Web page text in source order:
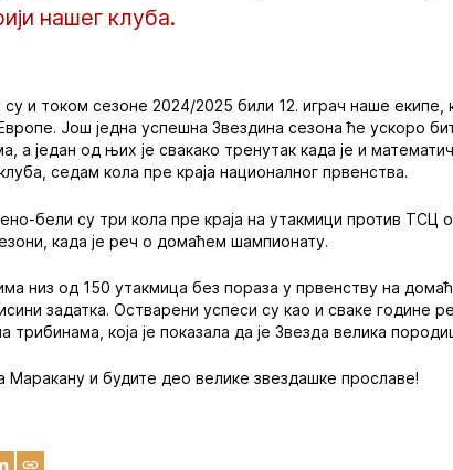
нашег клуба.
и током сезоне 2024/2025 били 12. играч наше
Још једна успешна Звездина сезона ће ускоро
а један од њих је свакако тренутак када је и
седам кола пре краја националног првенства.
бели су три кола пре краја на утакмици против ТСЦ
када је реч о домаћем шампионату.
низ од 150 утакмица без пораза у првенству на
задатка. Остварени успеси су као и сваке године
трибинама, која је показала да је Звезда велика
Маракану и будите део велике звездашке прославе!